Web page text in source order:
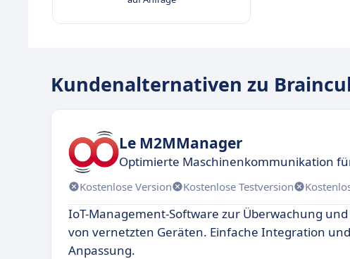
Kundenalternativen zu
Le M2MManager
Optimierte Maschinenkommunikation
Kostenlose Version Kostenlose Testversion
IoT-Management-Software zur Überwachung
von vernetzten Geräten. Einfache Integration
Anpassung.